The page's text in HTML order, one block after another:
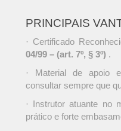
PRINCIPAIS
· Certificado
04/99 – (art. 7º, § 3º) .
· Material de apoio
consultar sempre que
· Instrutor atuante no
prático e forte